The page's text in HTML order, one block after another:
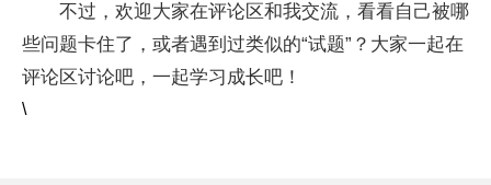
不过，欢迎大家在评论区和我交流，看看自己被哪
些问题卡住了，或者遇到过类似的“试题”？大家一起在
评论区讨论吧，一起学习成长吧！
\